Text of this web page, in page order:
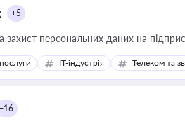
+5
захист персональних даних на
IT-індустрія Телеком та